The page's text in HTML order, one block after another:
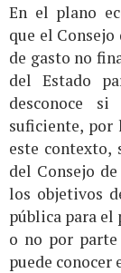
En el plano
que el
de gasto no
del Estado
desconoce
suficiente, por
este contexto,
del Consejo
los objetivos
pública para el
o no por parte
puede conocer